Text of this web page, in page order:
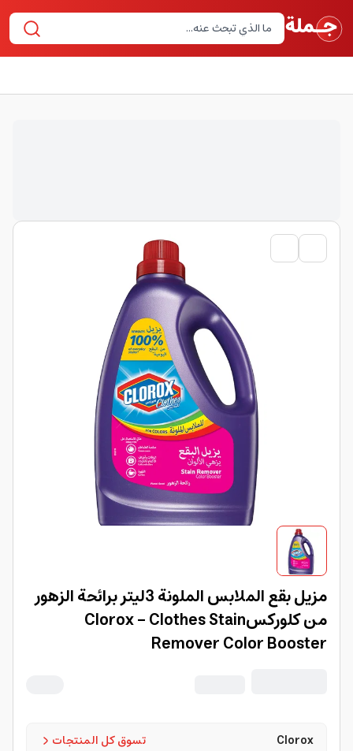
مزيل بقع الملابس الملونة 3ليتر برائحة الزهور
من كلوركسClorox - Clothes Stain
Remover Color Booster
تسوق كل المنتجات Clorox